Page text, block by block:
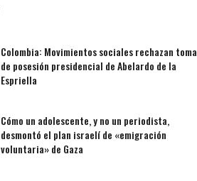
Colombia: Movimientos sociales rechazan toma
de posesión presidencial de Abelardo de la
Espriella
Cómo un adolescente, y no un periodista,
desmontó el plan israelí de «emigración
voluntaria» de Gaza